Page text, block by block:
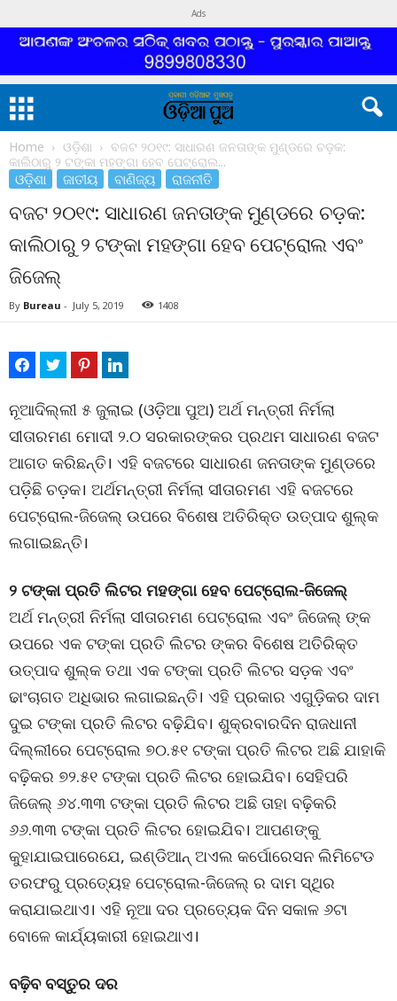
Ads
Home ଓଡ଼ିଶା
ବଜଟ ୨୦୧୯: ସାଧାରଣ ଜନତାଙ୍କ ମୁଣ୍ଡରେ ଚଡ଼କ:
କାଲିଠାରୁ ୨ ଟଙ୍କା ମହଙ୍ଗା ହେବ ପେଟ୍ରୋଲ...
ଓଡ଼ିଶା ଜାତୀୟ ବାଣିଜ୍ୟ ରାଜନୀତି
ବଜଟ ୨୦୧୯: ସାଧାରଣ ଜନତାଙ୍କ ମୁଣ୍ଡରେ ଚଡ଼କ:
କାଲିଠାରୁ ୨ ଟଙ୍କା ମହଙ୍ଗା ହେବ ପେଟ୍ରୋଲ ଏବଂ
ଜିଜେଲ୍
By Bureau - July 5, 2019 1408
ନୂଆଦିଲ୍ଲୀ ୫ ଜୁଲାଇ (ଓଡ଼ିଆ ପୁଅ) ଅର୍ଥ ମନ୍ତ୍ରୀ ନିର୍ମଲା
ସୀତାରମଣ ମୋଦୀ ୨.୦ ସରକାରଙ୍କର ପ୍ରଥମ ସାଧାରଣ ବଜଟ
ଆଗତ କରିଛନ୍ତି। ଏହି ବଜଟରେ ସାଧାରଣ ଜନତାଙ୍କ ମୁଣ୍ଡରେ
ପଡ଼ିଛି ଚଡ଼କ। ଅର୍ଥମନ୍ତ୍ରୀ ନିର୍ମଲା ସୀତାରମଣ ଏହି ବଜଟରେ
ପେଟ୍ରୋଲ-ଜିଜେଲ୍ ଉପରେ ବିଶେଷ ଅତିରିକ୍ତ ଉତ୍ପାଦ ଶୁଲ୍କ
ଲଗାଇଛନ୍ତି।
୨ ଟଙ୍କା ପ୍ରତି ଲିଟର ମହଙ୍ଗା ହେବ ପେଟ୍ରୋଲ-ଜିଜେଲ୍
ଅର୍ଥ ମନ୍ତ୍ରୀ ନିର୍ମଲା ସୀତାରମଣ ପେଟ୍ରୋଲ ଏବଂ ଜିଜେଲ୍ ଙ୍କ
ଉପରେ ଏକ ଟଙ୍କା ପ୍ରତି ଲିଟର ଙ୍କର ବିଶେଷ ଅତିରିକ୍ତ
ଉତ୍ପାଦ ଶୁଲ୍କ ତଥା ଏକ ଟଙ୍କା ପ୍ରତି ଲିଟର ସଡ଼କ ଏବଂ
ଢାଂଚାଗତ ଅଧିଭାର ଲଗାଇଛନ୍ତି। ଏହି ପ୍ରକାର ଏଗୁଡ଼ିକର ଦାମ
ଦୁଇ ଟଙ୍କା ପ୍ରତି ଲିଟର ବଢ଼ିଯିବ। ଶୁକ୍ରବାରଦିନ ରାଜଧାନୀ
ଦିଲ୍ଲୀରେ ପେଟ୍ରୋଲ ୭୦.୫୧ ଟଙ୍କା ପ୍ରତି ଲିଟର ଅଛି ଯାହାକି
ବଢ଼ିକର ୭୨.୫୧ ଟଙ୍କା ପ୍ରତି ଲିଟର ହୋଇଯିବ। ସେହିପରି
ଜିଜେଲ୍ ୬୪.୩୩ ଟଙ୍କା ପ୍ରତି ଲିଟର ଅଛି ତାହା ବଢ଼ିକରି
୬୬.୩୩ ଟଙ୍କା ପ୍ରତି ଲିଟର ହୋଇଯିବ। ଆପଣଙ୍କୁ
କୁହାଯାଇପାରେଯେ, ଇଣ୍ଡିଆନ୍ ଅଏଲ କର୍ପୋରେସନ ଲିମିଟେଡ
ତରଫରୁ ପ୍ରତ୍ୟେହ ପେଟ୍ରୋଲ-ଜିଜେଲ୍ ର ଦାମ ସ୍ଥିର
କରାଯାଇଥାଏ। ଏହି ନୂଆ ଦର ପ୍ରତ୍ୟେକ ଦିନ ସକାଳ ୬ଟା
ବୋଳେ କାର୍ଯ୍ୟକାରୀ ହୋଇଥାଏ।
ବଢ଼ିବ ବସ୍ତୁର ଦର